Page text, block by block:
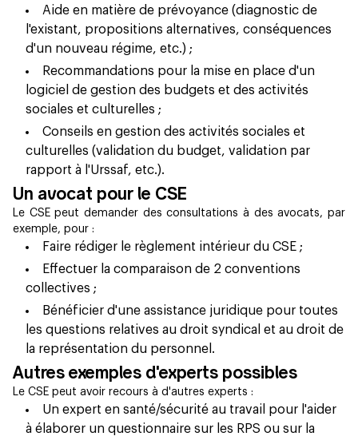
Aide en matière de prévoyance (diagnostic de
l'existant, propositions alternatives, conséquences
d'un nouveau régime, etc.) ;
Recommandations pour la mise en place d'un
logiciel de gestion des budgets et des activités
sociales et culturelles ;
Conseils en gestion des activités sociales et
culturelles (validation du budget, validation par
rapport à l'Urssaf, etc.).
Un avocat pour le CSE
Le CSE peut demander des consultations à des avocats, par
exemple, pour :
Faire rédiger le règlement intérieur du CSE ;
Effectuer la comparaison de 2 conventions
collectives ;
Bénéficier d'une assistance juridique pour toutes
les questions relatives au droit syndical et au droit de
la représentation du personnel.
Autres exemples d'experts possibles
Le CSE peut avoir recours à d'autres experts :
Un expert en santé/sécurité au travail pour l'aider
à élaborer un questionnaire sur les RPS ou sur la